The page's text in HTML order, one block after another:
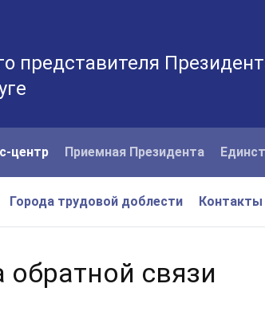
представителя
центр Приемная Президента
Города трудовой доблести Контакты
связи